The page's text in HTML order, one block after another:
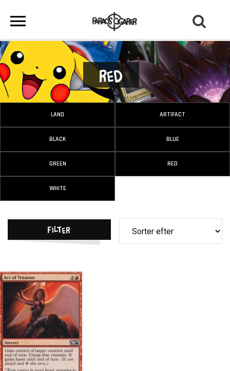
Red
LAND ARTIFACT
BLACK BLUE
GREEN RED
WHITE
Filter